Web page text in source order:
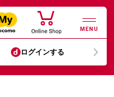
MENU
ログインする